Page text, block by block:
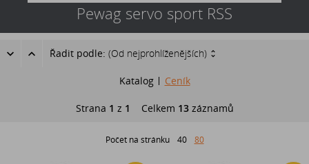
Pewag servo sport RSS
Řadit podle: (Od nejprohlíženějších)
Katalog Ceník
Strana 1 z 1 Celkem 13záznamů
Počet na stránku 40 80